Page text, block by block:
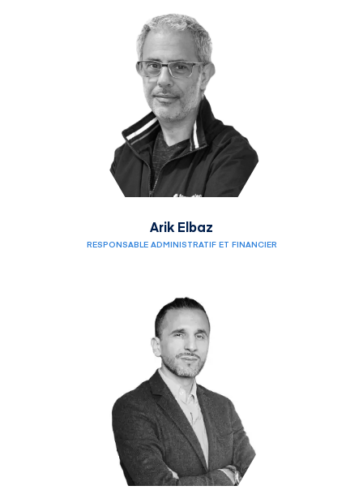
Arik Elbaz
RESPONSABLE ADMINISTRATIF ET FINANCIER